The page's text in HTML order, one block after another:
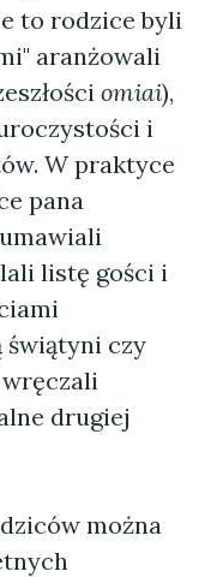
to rodzice byli
aranżowali
omiai),
i
W praktyce
pana
listę gości i
świątyni czy
drugiej
można